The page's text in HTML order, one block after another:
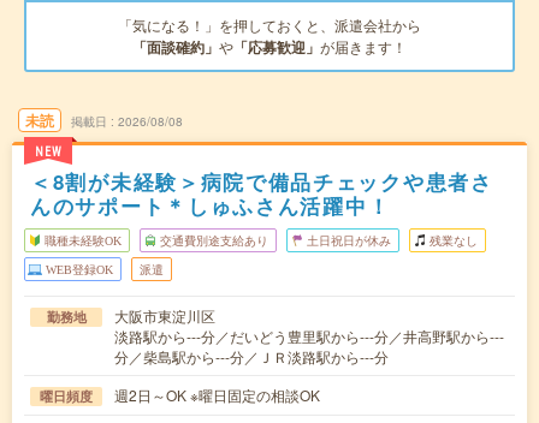
「気になる！」を押しておくと、派遣会社から
「面談確約」 や 「応募歓迎」 が届きます！
未読
NEW
掲載日 2026/08/08
＜8割が未経験＞病院で備品チェックや患者さ
んのサポート＊しゅふさん活躍中！
職種未経験OK 交通費別途支給あり 土日祝日が休み 残業なし
WEB登録OK 派遣
勤務地
大阪市東淀川区
淡路駅から---分／だいどう豊里駅から---分／井高野駅から---
分／柴島駅から---分／ＪＲ淡路駅から---分
曜日頻度 週2日～OK ※曜日固定の相談OK